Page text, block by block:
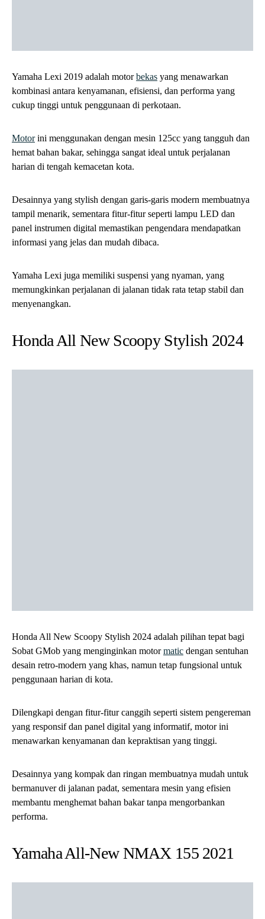
Yamaha Lexi 2019 adalah motorbekas yang menawarkan
kombinasi antara kenyamanan, efisiensi, dan performa yang
cukup tinggi untuk penggunaan di perkotaan.
Motorini menggunakan dengan mesin 125cc yang tangguh dan
hemat bahan bakar, sehingga sangat ideal untuk perjalanan
harian di tengah kemacetan kota.
Desainnya yang stylish dengan garis-garis modern membuatnya
tampil menarik, sementara fitur-fitur seperti lampu LED dan
panel instrumen digital memastikan pengendara mendapatkan
informasi yang jelas dan mudah dibaca.
Yamaha Lexi juga memiliki suspensi yang nyaman, yang
memungkinkan perjalanan di jalanan tidak rata tetap stabil dan
menyenangkan.
Honda All New Scoopy Stylish 2024
Honda All New Scoopy Stylish 2024 adalah pilihan tepat bagi
Sobat GMob yang menginginkan motormatic dengan sentuhan
desain retro-modern yang khas, namun tetap fungsional untuk
penggunaan harian di kota.
Dilengkapi dengan fitur-fitur canggih seperti sistem pengereman
yang responsif dan panel digital yang informatif, motor ini
menawarkan kenyamanan dan kepraktisan yang tinggi.
Desainnya yang kompak dan ringan membuatnya mudah untuk
bermanuver di jalanan padat, sementara mesin yang efisien
membantu menghemat bahan bakar tanpa mengorbankan
performa.
Yamaha All-New NMAX 155 2021